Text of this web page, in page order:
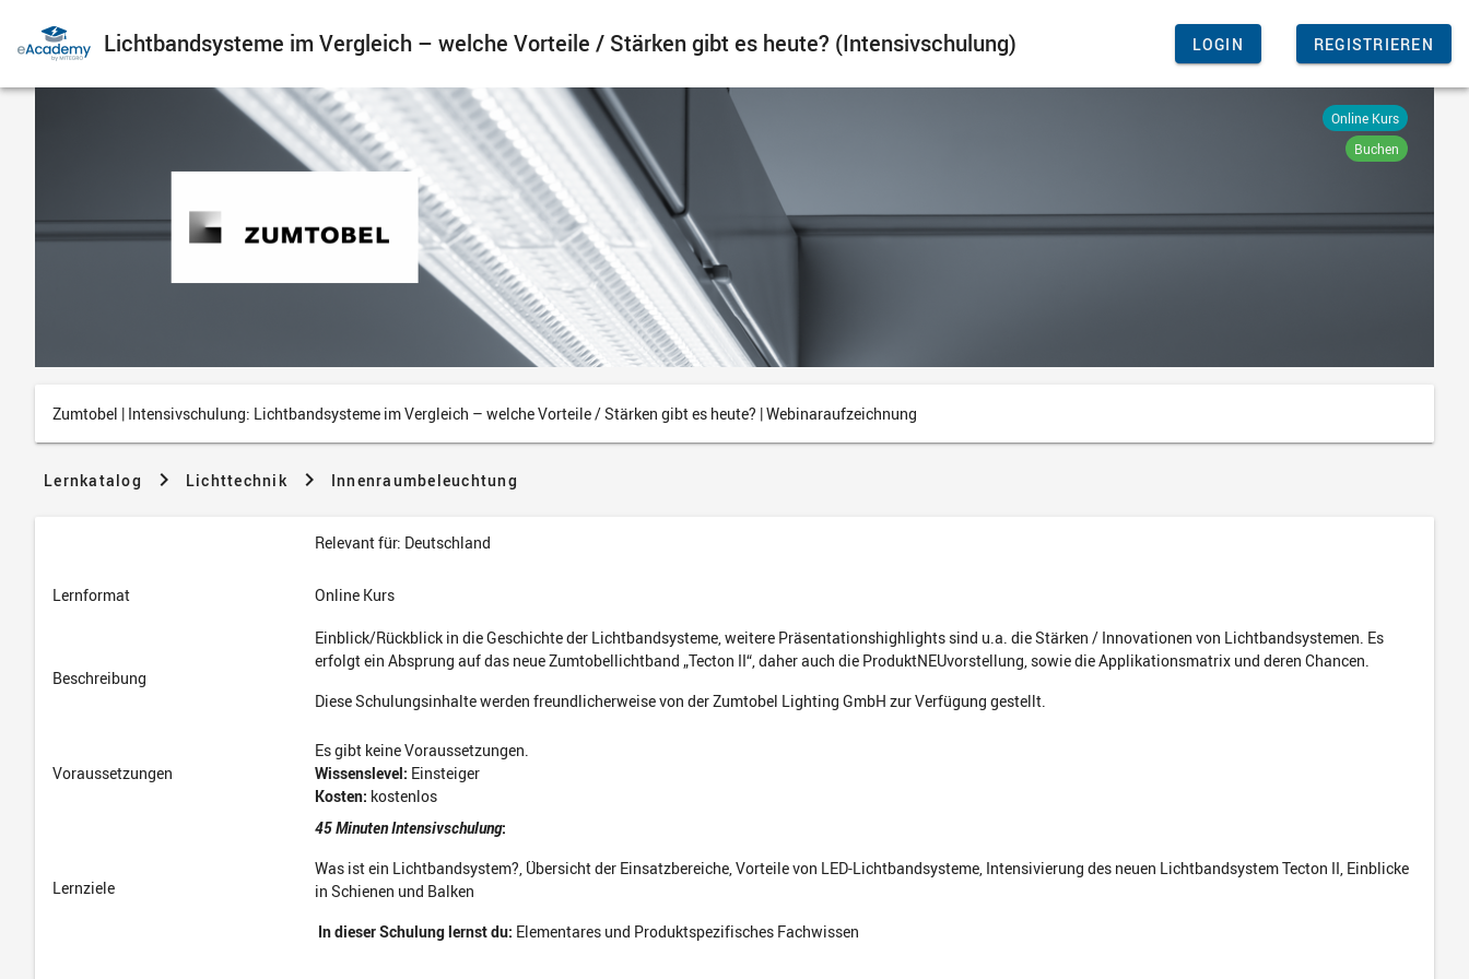
Lichtbandsysteme im Vergleich – welche Vorteile / Stärken gibt es heute? (Intensivschulung) LOGIN REGISTRIEREN
Online Kurs
Buchen
Zumtobel | Intensivschulung: Lichtbandsysteme im Vergleich – welche Vorteile / Stärken gibt es heute? | Webinaraufzeichnung
Lernkatalog Lichttechnik Innenraumbeleuchtung
Relevant für: Deutschland
Lernformat Online Kurs
Beschreibung
Einblick/Rückblick in die Geschichte der Lichtbandsysteme, weitere Präsentationshighlights sind u.a. die Stärken / Innovationen von Lichtbandsystemen. Es
erfolgt ein Absprung auf das neue Zumtobellichtband „Tecton II“, daher auch die ProduktNEUvorstellung, sowie die Applikationsmatrix und deren Chancen.
Diese Schulungsinhalte werden freundlicherweise von der Zumtobel Lighting GmbH zur Verfügung gestellt.
Voraussetzungen
Es gibt keine Voraussetzungen.
Wissenslevel: Einsteiger
Kosten: kostenlos
Lernziele
45 Minuten Intensivschulung:
Was ist ein Lichtbandsystem?, Übersicht der Einsatzbereiche, Vorteile von LED-Lichtbandsysteme, Intensivierung des neuen Lichtbandsystem Tecton II, Einblicke
in Schienen und Balken
In dieser Schulung lernst du: Elementares und Produktspezifisches Fachwissen